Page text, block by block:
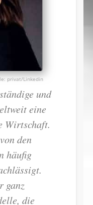
privat/Linkedin
und
eine
Wirtschaft.
den
häufig
ganz
die